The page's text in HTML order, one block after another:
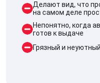
Делают вид, что
на самом деле
Непонятно, когда
готов к выдаче
Грязный и